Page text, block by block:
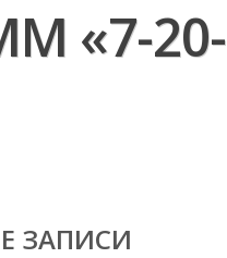
«7-20-
ЗАПИСИ